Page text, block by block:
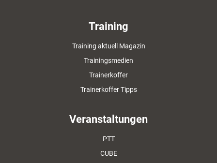
Training
Training aktuell Magazin
Trainingsmedien
Trainerkoffer
Trainerkoffer Tipps
Veranstaltungen
PTT
CUBE